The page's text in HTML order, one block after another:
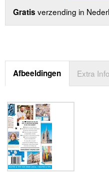
Gratis verzending in
Afbeeldingen Extra Info